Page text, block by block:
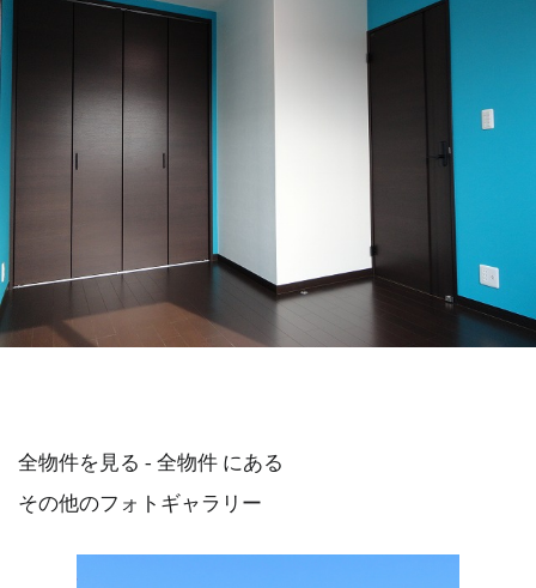
全物件を見る - 全物件 にある
その他のフォトギャラリー